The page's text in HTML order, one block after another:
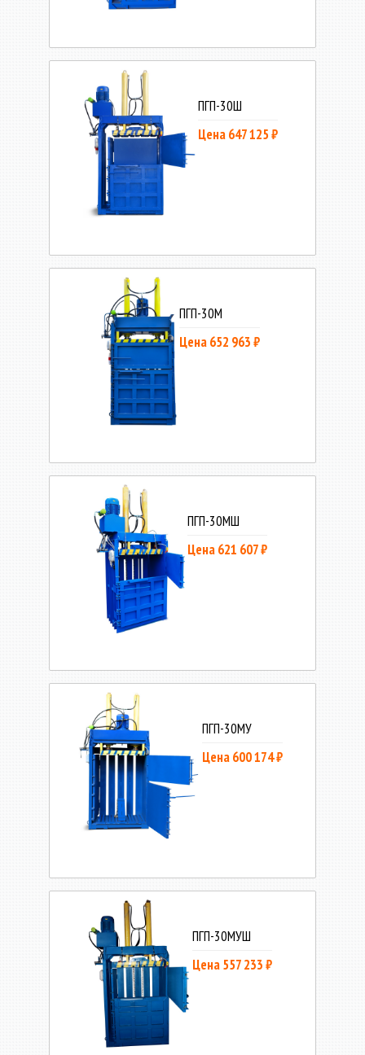
ПГП-30Ш
Цена 647 125 ₽
ПГП-30М
Цена 652 963 ₽
ПГП-30МШ
Цена 621 607 ₽
ПГП-30МУ
Цена 600 174 ₽
ПГП-30МУШ
Цена 557 233 ₽